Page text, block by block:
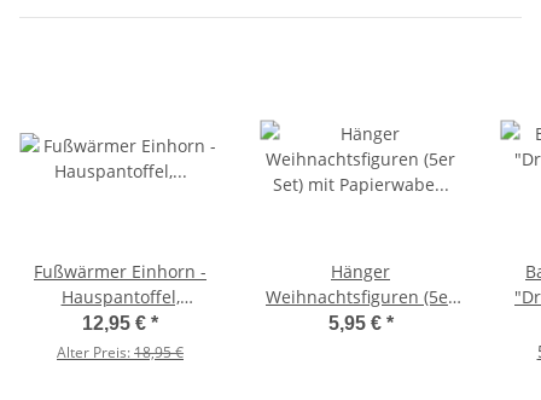
Fußwärmer Einhorn -
Hauspantoffel,
Wärmeschuhe, Fußsack
12,95 € *
Alter Preis:18,95 €
Hänger
Weihnachtsfiguren (5er
Set) mit Papierwabe zum
5,95 € *